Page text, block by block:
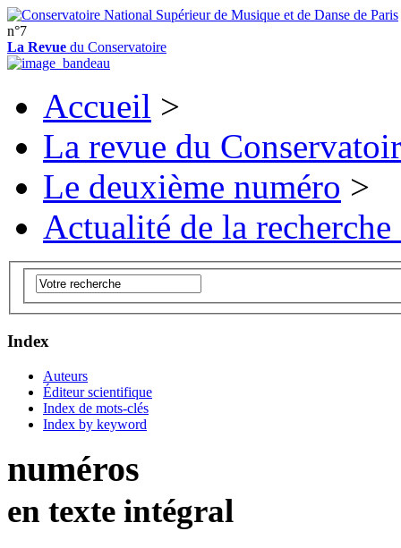
n°7
La Revue du Conservatoire
Accueil >
La revue du
Le deuxième numéro >
Actualité de la
Index
Auteurs
Éditeur scientifique
Index de mots-clés
Index by keyword
numéros
en texte intégral